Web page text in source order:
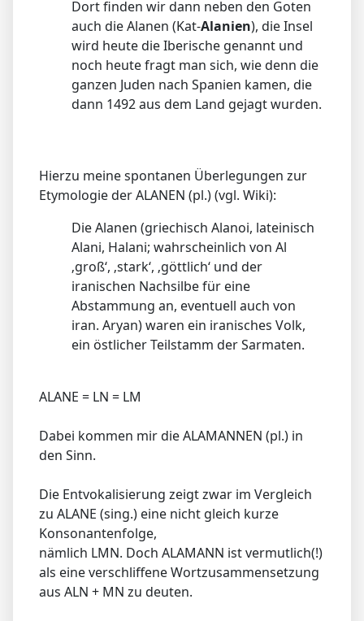
Dort finden wir dann neben den Goten
auch die Alanen (Kat-Alanien), die Insel
wird heute die Iberische genannt und
noch heute fragt man sich, wie denn die
ganzen Juden nach Spanien kamen, die
dann 1492 aus dem Land gejagt wurden.
Hierzu meine spontanen Überlegungen zur
Etymologie der ALANEN (pl.) (vgl. Wiki):
Die Alanen (griechisch Alanoi, lateinisch
Alani, Halani; wahrscheinlich von Al
‚groß‘, ‚stark‘, ‚göttlich‘ und der
iranischen Nachsilbe für eine
Abstammung an, eventuell auch von
iran. Aryan) waren ein iranisches Volk,
ein östlicher Teilstamm der Sarmaten.
ALANE = LN = LM
Dabei kommen mir die ALAMANNEN (pl.) in
den Sinn.
Die Entvokalisierung zeigt zwar im Vergleich
zu ALANE (sing.) eine nicht gleich kurze
Konsonantenfolge,
nämlich LMN. Doch ALAMANN ist vermutlich(!)
als eine verschliffene Wortzusammensetzung
aus ALN + MN zu deuten.